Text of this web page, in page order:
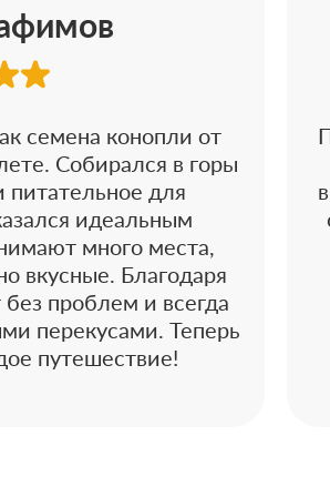
семена конопли от
Собирался в горы
питательное для
идеальным
много места,
вкусные. Благодаря
проблем и всегда
перекусами. Теперь
путешествие!